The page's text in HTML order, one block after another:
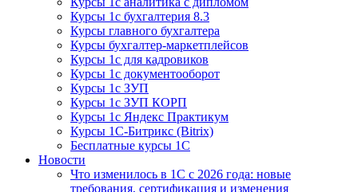
Курсы 1с бухгалтерия 8.3
Курсы главного бухгалтера
Курсы бухгалтер-маркетплейсов
Курсы 1с для кадровиков
Курсы 1с документооборот
Курсы 1с ЗУП
Курсы 1с ЗУП КОРП
Курсы 1с Яндекс Практикум
Курсы 1С-Битрикс (Bitrix)
Бесплатные курсы 1С
Новости
Что изменилось в 1С с 2026 года: новые
требования, сертификация и изменения